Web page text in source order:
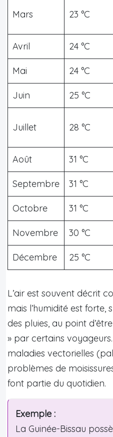
Mars 23 °C
Avril 24 °C
Mai 24 °C
Juin 25 °C
Juillet 28 °C
Août 31 °C
Septembre 31 °C
Octobre 31 °C
Novembre 30 °C
Décembre 25 °C
L’air est souvent décrit
mais l’humidité est
des pluies, au point
» par certains
maladies vectorielles
problèmes de
font partie du quotidien.
Exemple :
La Guinée-Bissau